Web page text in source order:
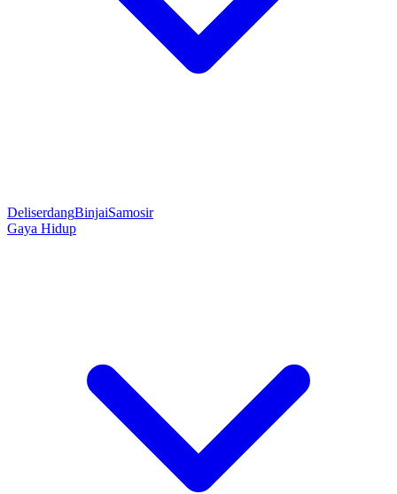
DeliserdangBinjaiSamosir
Gaya Hidup